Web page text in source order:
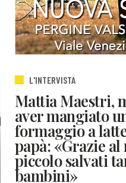
L'INTERVISTA
Mattia Maestri,
aver mangiato
formaggio a
papà: «Grazie al
piccolo salvati
bambini»